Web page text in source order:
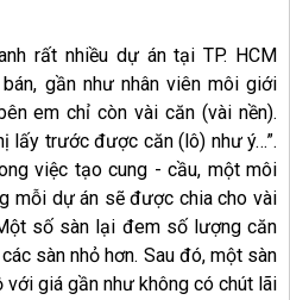
rất nhiều dự án tại TP. HCM
gần như nhân viên môi giới
em chỉ còn vài căn (vài nền).
lấy trước được căn (lô) như ý…”.
việc tạo cung - cầu, một môi
mỗi dự án sẽ được chia cho vài
số sàn lại đem số lượng căn
sàn nhỏ hơn. Sau đó, một sàn
với giá gần như không có chút lãi